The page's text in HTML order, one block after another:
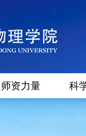
师资力量 科